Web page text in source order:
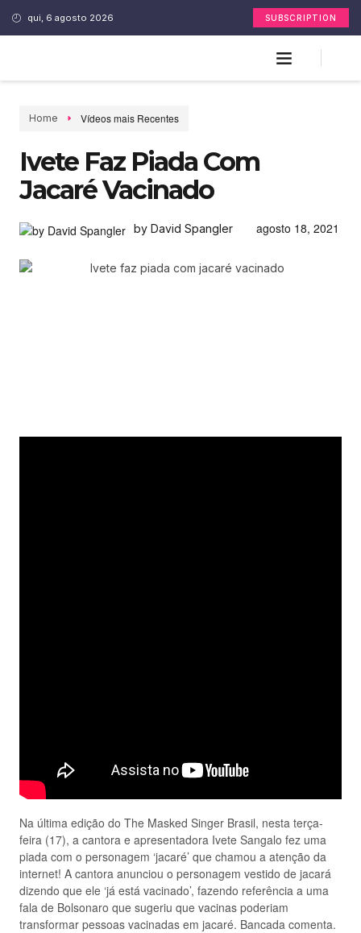
qui, 6 agosto 2026 SUBSCRIPTION
Home Vídeos mais Recentes
Ivete Faz Piada Com
Jacaré Vacinado
by David Spangler agosto 18, 2021
Na última edição do The Masked Singer Brasil, nesta terça-
feira (17), a cantora e apresentadora Ivete Sangalo fez uma
piada com o personagem ‘jacaré’ que chamou a atenção da
internet! A cantora anunciou o personagem vestido de jacará
dizendo que ele ‘já está vacinado’, fazendo referência a uma
fala de Bolsonaro que sugeriu que vacinas poderiam
transformar pessoas vacinadas em jacaré. Bancada comenta.